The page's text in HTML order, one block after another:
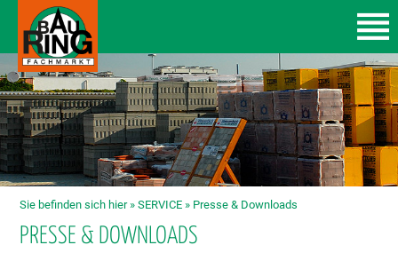
Sie befinden sich hier »SERVICE » Presse & Downloads
PRESSE & DOWNLOADS